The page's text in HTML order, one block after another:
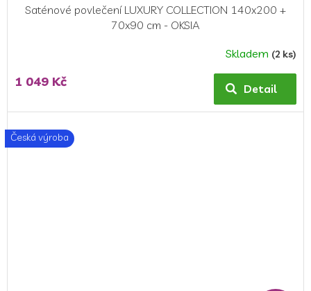
Saténové povlečení LUXURY COLLECTION 140x200 +
70x90 cm - OKSIA
produktu
5,0
z
5
Skladem (2 ks)
1 049 Kč Detail
Česká výroba